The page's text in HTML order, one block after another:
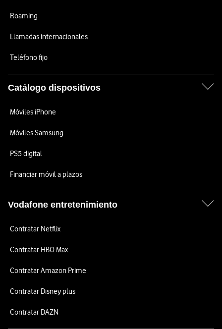
Roaming
Llamadas internacionales
Teléfono fijo
Catálogo dispositivos
Móviles iPhone
Móviles Samsung
PS5 digital
Financiar móvil a plazos
Vodafone entretenimiento
Contratar Netflix
Contratar HBO Max
Contratar Amazon Prime
Contratar Disney plus
Contratar DAZN